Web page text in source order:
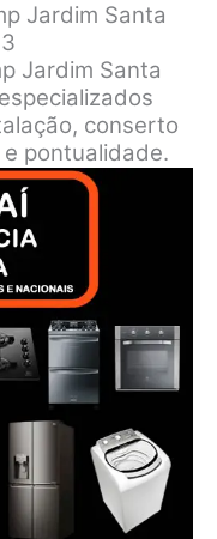
Jardim Santa
Jardim Santa
conserto
pontualidade.